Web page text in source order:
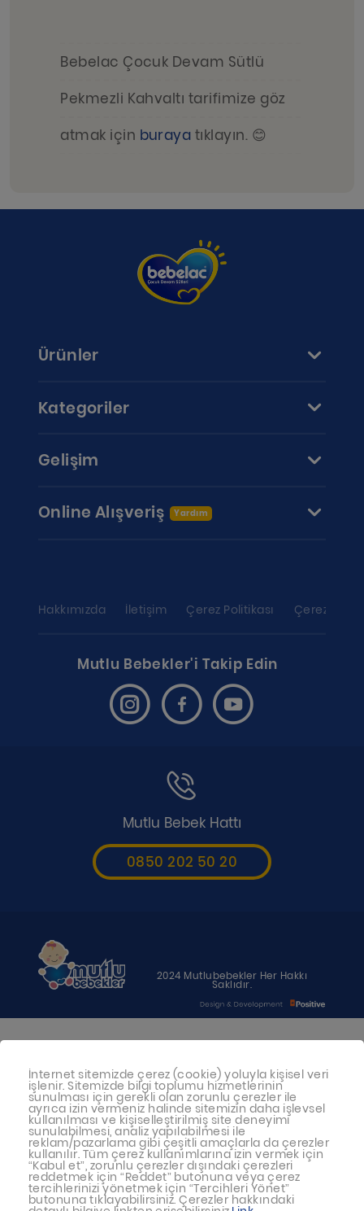
Bebelac Çocuk Devam Sütlü
Pekmezli Kahvaltı tarifimize göz
atmak için buraya tıklayın. 😊
Ürünler
Kategoriler
Gelişim
Online Alışveriş Yardım
Hakkımızda İletişim Çerez Politikası Çerez
Mutlu Bebekler'i Takip Edin
Mutlu Bebek Hattı
0850 202 50 20
2024 Mutlubebekler Her Hakkı
Saklıdır.
sütüdür. Anne sütü ile beslenmenin
mümkün olmadığı durumlarda
doktorunuza danışınız
Bu sitede yayınlanan bilgiler hekim
tavsiyesi yerine geçmez.
En doğru bilgi için doktorunuza
İnternet sitemizde çerez (cookie) yoluyla kişisel veri
işlenir. Sitemizde bilgi toplumu hizmetlerinin
sunulması için gerekli olan zorunlu çerezler ile
ayrıca izin vermeniz halinde sitemizin daha işlevsel
kullanılması ve kişiselleştirilmiş site deneyimi
sunulabilmesi, analiz yapılabilmesi ile
reklam/pazarlama gibi çeşitli amaçlarla da çerezler
kullanılır. Tüm çerez kullanımlarına izin vermek için
“Kabul et”, zorunlu çerezler dışındaki çerezleri
reddetmek için “Reddet” butonuna veya çerez
tercihlerinizi yönetmek için “Tercihleri Yönet”
butonuna tıklayabilirsiniz. Çerezler hakkındaki